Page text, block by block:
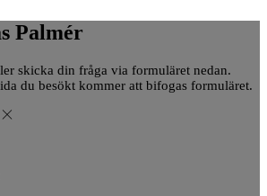
Palmér
skicka din fråga via formuläret nedan.
du besökt kommer att bifogas formuläret.